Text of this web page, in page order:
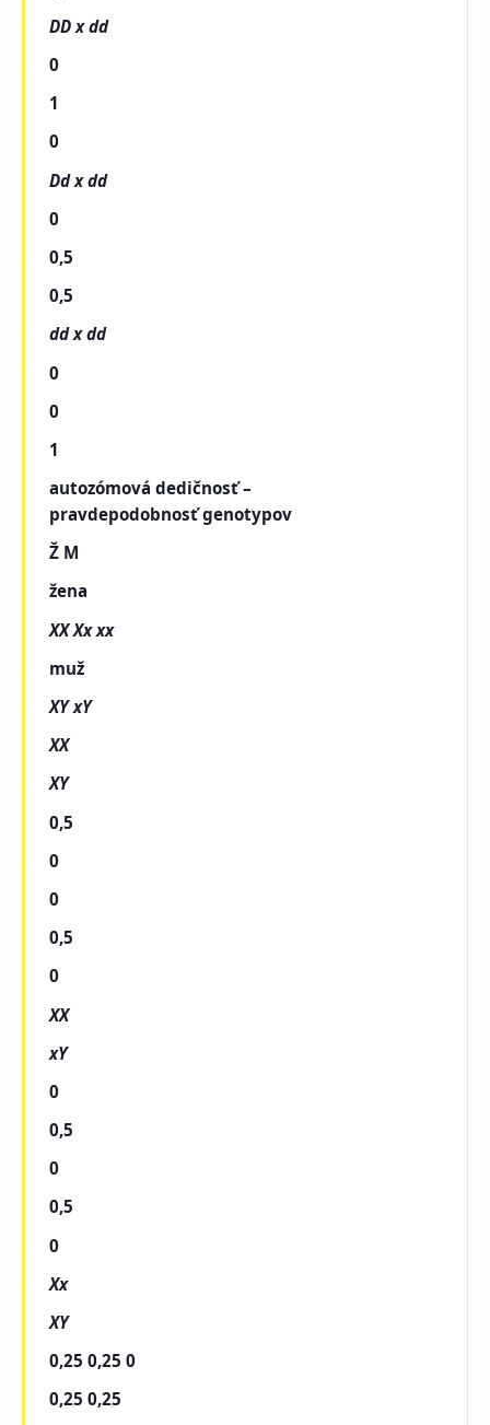
DD x dd
0
1
0
Dd x dd
0
0,5
0,5
dd x dd
0
0
1
autozómová dedičnosť –
pravdepodobnosť genotypov
Ž M
žena
XX Xx xx
muž
XY xY
XX
XY
0,5
0
0
0,5
0
XX
xY
0
0,5
0
0,5
0
Xx
XY
0,25 0,25 0
0,25 0,25